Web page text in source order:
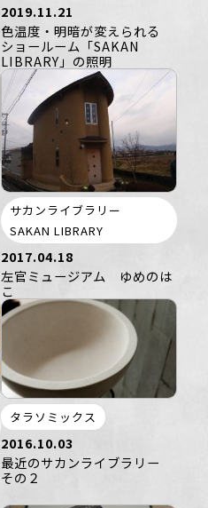
2019.11.21
色温度・明暗が変えられる
ショールーム「SAKAN
LIBRARY」の照明
サカンライブラリー
SAKAN LIBRARY
2017.04.18
左官ミュージアム ゆめのは
こ
タラソミックス
2016.10.03
最近のサカンライブラリー
その２